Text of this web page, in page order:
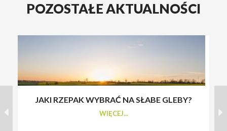
POZOSTAŁE AKTUALNOŚCI
JAKI RZEPAK WYBRAĆ NA SŁABE GLEBY?
WIĘCEJ...